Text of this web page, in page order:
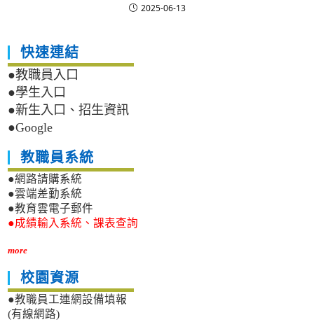
2025-06-13
快速連結
●教職員入口
●學生入口
●新生入口、招生資訊
●Google
教職員系統
●網路請購系統
●雲端差勤系統
●教育雲電子郵件
●成績輸入系統、課表查詢
more
校園資源
●教職員工連網設備填報
(有線網路)